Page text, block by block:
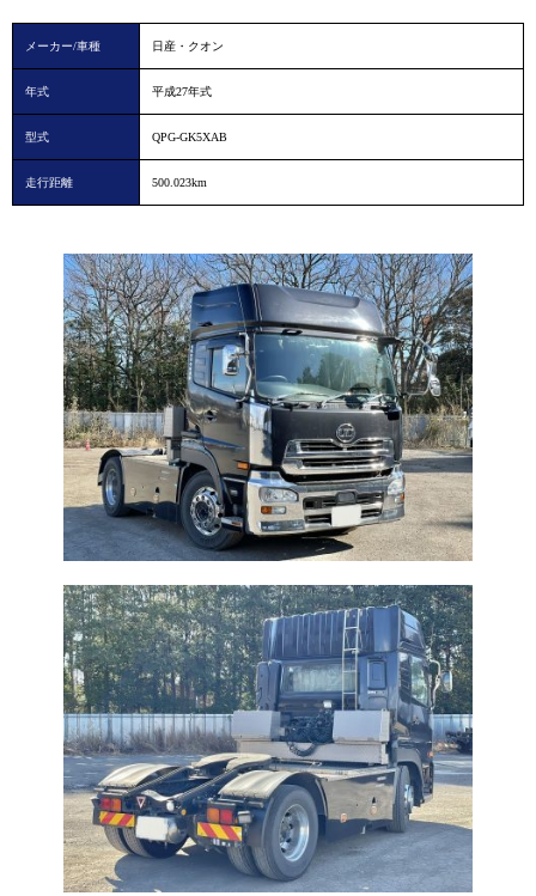
メーカー/車種 日産・クオン
年式 平成27年式
型式 QPG-GK5XAB
走行距離 500.023km